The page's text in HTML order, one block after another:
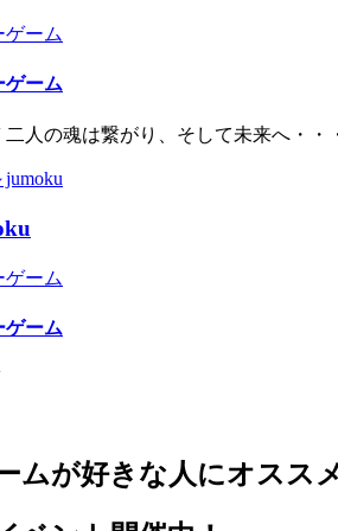
ゲーム
ゲーム
人の魂は繋がり、そして未来へ・・
ゲーム
ゲーム
ムが好きな人にオスス